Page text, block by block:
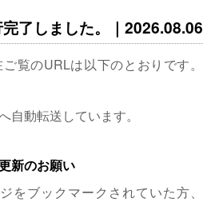
了しました。｜2026.08.06
覧のURLは以下のとおりです。
動転送しています。
新のお願い
をブックマークされていた方、